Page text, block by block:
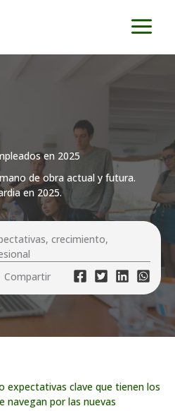
en 2025
de obra actual y futura.
en 2025.
crecimiento,
Compartir
expectativas clave que tienen los
navegan por las nuevas